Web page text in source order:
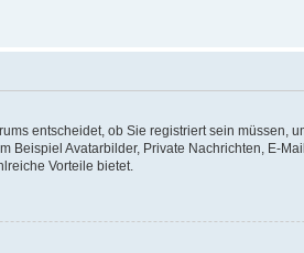
entscheidet, ob Sie registriert sein müssen,
Beispiel Avatarbilder, Private Nachrichten, E-
Vorteile bietet.